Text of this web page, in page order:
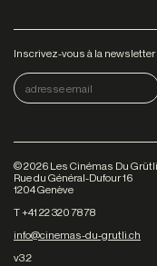
Inscrivez-vous à la
©2026 Les Cinémas Du Grütli
Rue du Général-Dufour 16
1204 Genève
T +41 22 320 78 78
info@cinemas-du-grutli.ch
v3.2